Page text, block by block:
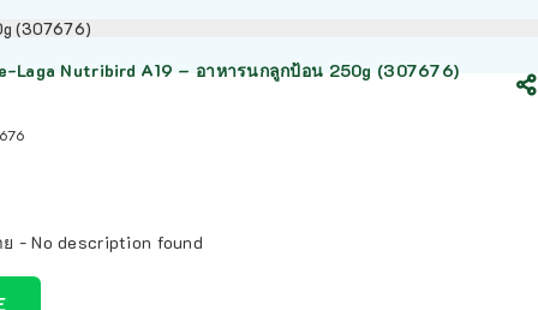
(307676)
Laga Nutribird A19 – อาหารนกลูกป้อน 250g (307676)
- No description found